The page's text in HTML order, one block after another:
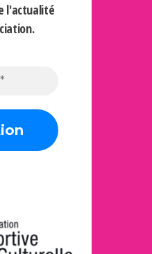
l'actualité